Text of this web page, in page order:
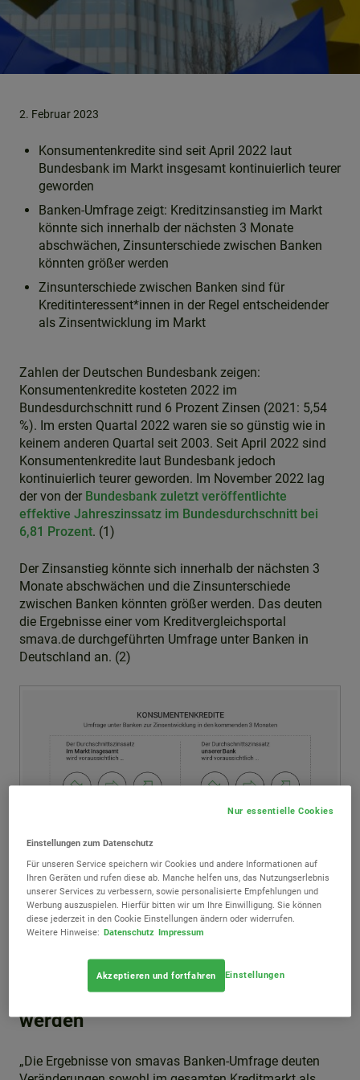
2. Februar 2023
Konsumentenkredite sind seit April 2022 laut
Bundesbank im Markt insgesamt kontinuierlich teurer
geworden
Banken-Umfrage zeigt: Kreditzinsanstieg im Markt
könnte sich innerhalb der nächsten 3 Monate
abschwächen, Zinsunterschiede zwischen Banken
könnten größer werden
Zinsunterschiede zwischen Banken sind für
Kreditinteressent*innen in der Regel entscheidender
als Zinsentwicklung im Markt
Zahlen der Deutschen Bundesbank zeigen:
Konsumentenkredite kosteten 2022 im
Bundesdurchschnitt rund 6 Prozent Zinsen (2021: 5,54
%). Im ersten Quartal 2022 waren sie so günstig wie in
keinem anderen Quartal seit 2003. Seit April 2022 sind
Konsumentenkredite laut Bundesbank jedoch
kontinuierlich teurer geworden. Im November 2022 lag
der von der Bundesbank zuletzt veröffentlichte
effektive Jahreszinssatz im Bundesdurchschnitt bei
6,81 Prozent. (1)
Der Zinsanstieg könnte sich innerhalb der nächsten 3
Monate abschwächen und die Zinsunterschiede
zwischen Banken könnten größer werden. Das deuten
die Ergebnisse einer vom Kreditvergleichsportal
smava.de durchgeführten Umfrage unter Banken in
Deutschland an. (2)
Zinsanstieg könnte sich in den
kommenden 3 Monaten
abschwächen – Zinsunterschiede
zwischen Banken könnten größer
werden
„Die Ergebnisse von smavas Banken-Umfrage deuten
Einstellungen zum Datenschutz
Für unseren Service speichern wir Cookies und andere Informationen auf
Ihren Geräten und rufen diese ab. Manche helfen uns, das Nutzungserlebnis
unserer Services zu verbessern, sowie personalisierte Empfehlungen und
Werbung auszuspielen. Hierfür bitten wir um Ihre Einwilligung. Sie können
diese jederzeit in den Cookie Einstellungen ändern oder widerrufen.
Weitere Hinweise: Datenschutz Impressum
Einstellungen
Nur essentielle Cookies
Akzeptieren und fortfahren